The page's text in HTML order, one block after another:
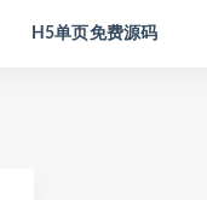
H5单页免费源码